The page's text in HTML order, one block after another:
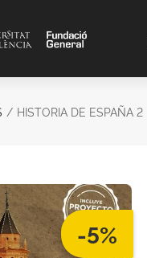
HISTORIA DE ESPAÑA 2
-5%